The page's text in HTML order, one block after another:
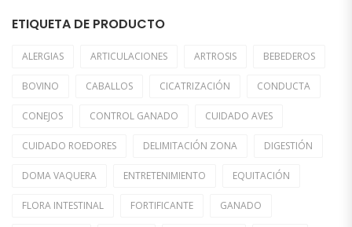
ETIQUETA DE PRODUCTO
ALERGIAS ARTICULACIONES ARTROSIS BEBEDEROS
BOVINO CABALLOS CICATRIZACIÓN CONDUCTA
CONEJOS CONTROL GANADO CUIDADO AVES
CUIDADO ROEDORES DELIMITACIÓN ZONA DIGESTIÓN
DOMA VAQUERA ENTRETENIMIENTO EQUITACIÓN
FLORA INTESTINAL FORTIFICANTE GANADO